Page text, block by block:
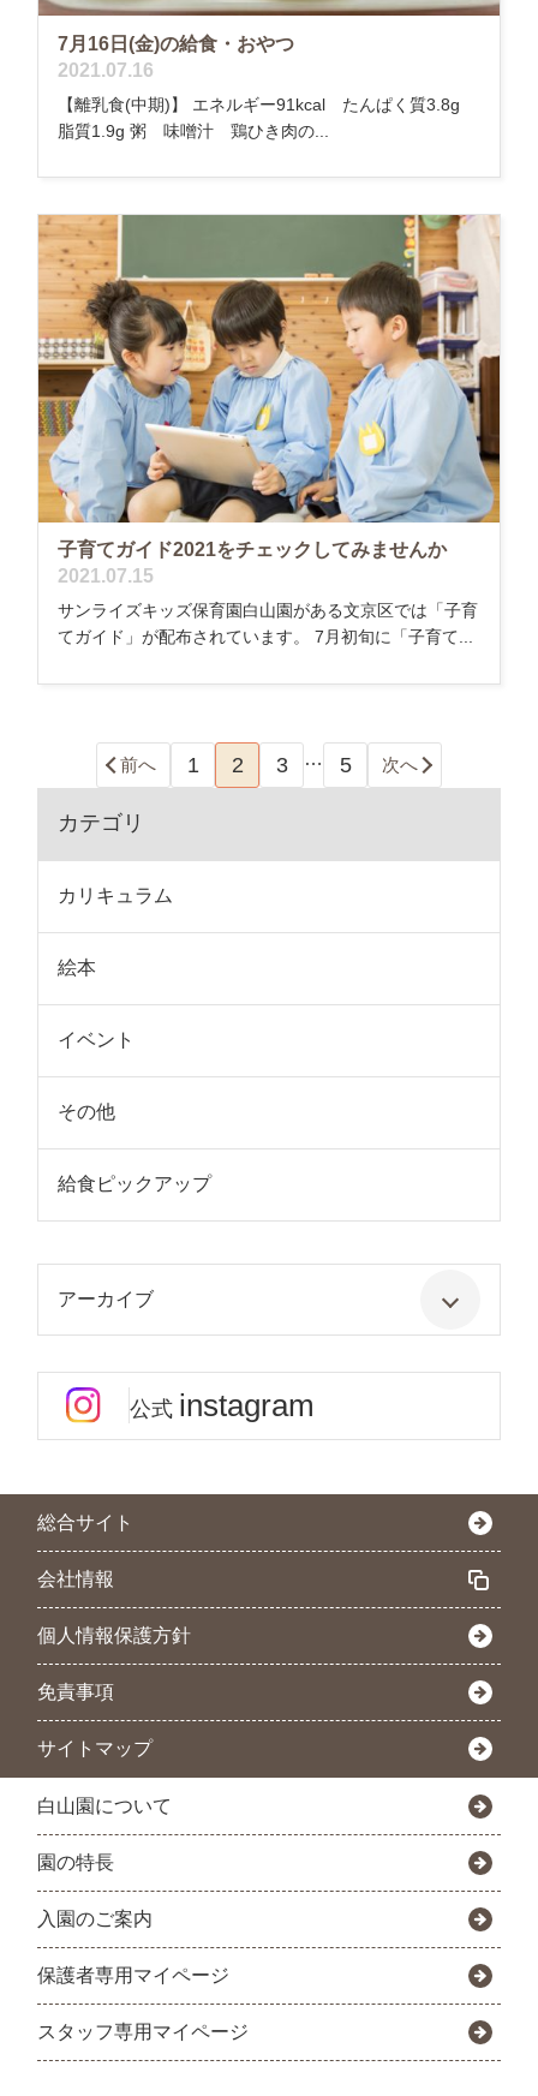
7月16日(金)の給食・おやつ
2021.07.16
【離乳食(中期)】 エネルギー91kcal たんぱく質3.8g
脂質1.9g 粥 味噌汁 鶏ひき肉の...
子育てガイド2021をチェックしてみませんか
2021.07.15
サンライズキッズ保育園白山園がある文京区では「子育
てガイド」が配布されています。 7月初旬に「子育て...
前へ 1 2 3 … 5 次へ
カテゴリ
カリキュラム
絵本
イベント
その他
給食ピックアップ
アーカイブ
公式 instagram
総合サイト
会社情報
個人情報保護方針
免責事項
サイトマップ
白山園について
園の特長
入園のご案内
保護者専用マイページ
スタッフ専用マイページ